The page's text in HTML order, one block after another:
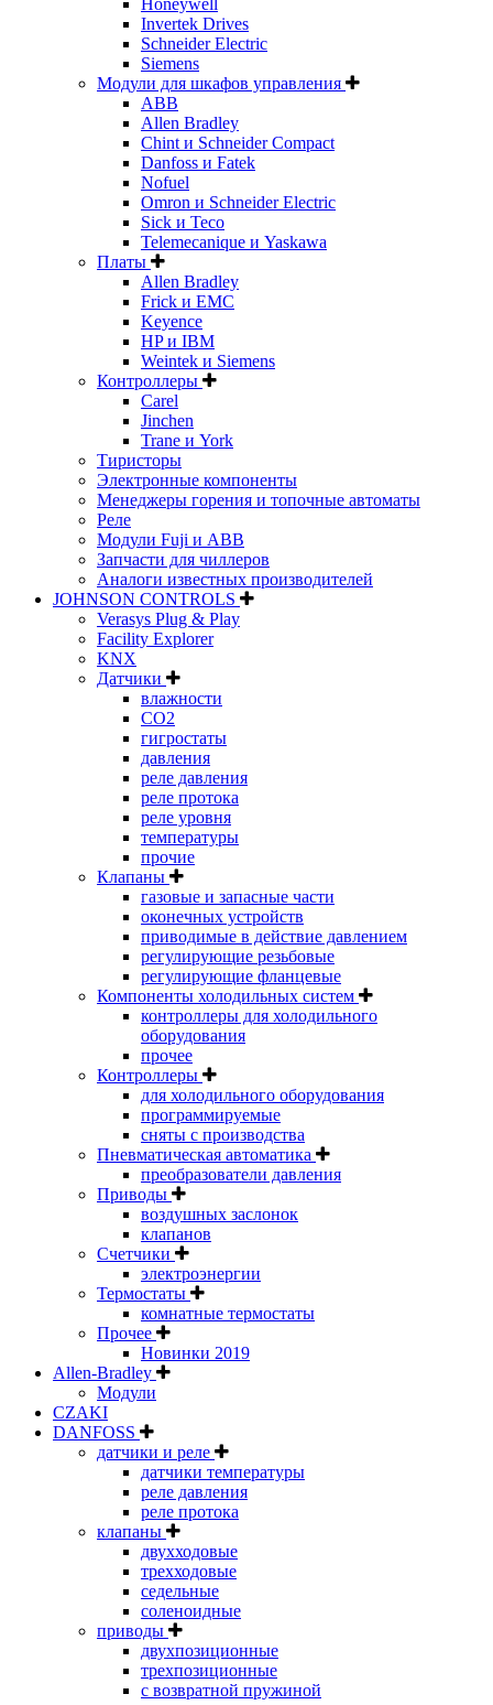
Invertek Drives
Schneider Electric
Siemens
Модули для шкафов управления
ABB
Allen Bradley
Chint и Schneider Compact
Danfoss и Fatek
Nofuel
Omron и Schneider Electric
Sick и Teco
Telemecanique и Yaskawa
Платы
Allen Bradley
Frick и EMC
Keyence
HP и IBM
Weintek и Siemens
Контроллеры
Carel
Jinchen
Trane и York
Тиристоры
Электронные компоненты
Менеджеры горения и топочные автоматы
Реле
Модули Fuji и ABB
Запчасти для чиллеров
Аналоги известных производителей
JOHNSON CONTROLS
Verasys Plug & Play
Facility Explorer
KNX
Датчики
влажности
CO2
гигростаты
давления
реле давления
реле протока
реле уровня
температуры
прочие
Клапаны
газовые и запасные части
оконечных устройств
приводимые в действие давлением
регулирующие резьбовые
регулирующие фланцевые
Компоненты холодильных систем
контроллеры для холодильного
оборудования
прочее
Контроллеры
для холодильного оборудования
программируемые
сняты с производства
Пневматическая автоматика
преобразователи давления
Приводы
воздушных заслонок
клапанов
Счетчики
электроэнергии
Термостаты
комнатные термостаты
Прочее
Новинки 2019
Allen-Bradley
Модули
CZAKI
DANFOSS
датчики и реле
датчики температуры
реле давления
реле протока
клапаны
двухходовые
трехходовые
седельные
соленоидные
приводы
двухпозиционные
трехпозиционные
с возвратной пружиной